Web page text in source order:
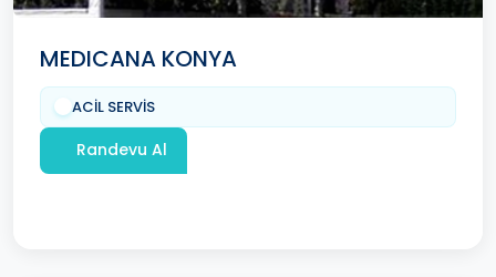
MEDICANA KONYA
ACİL SERVİS
Randevu Al